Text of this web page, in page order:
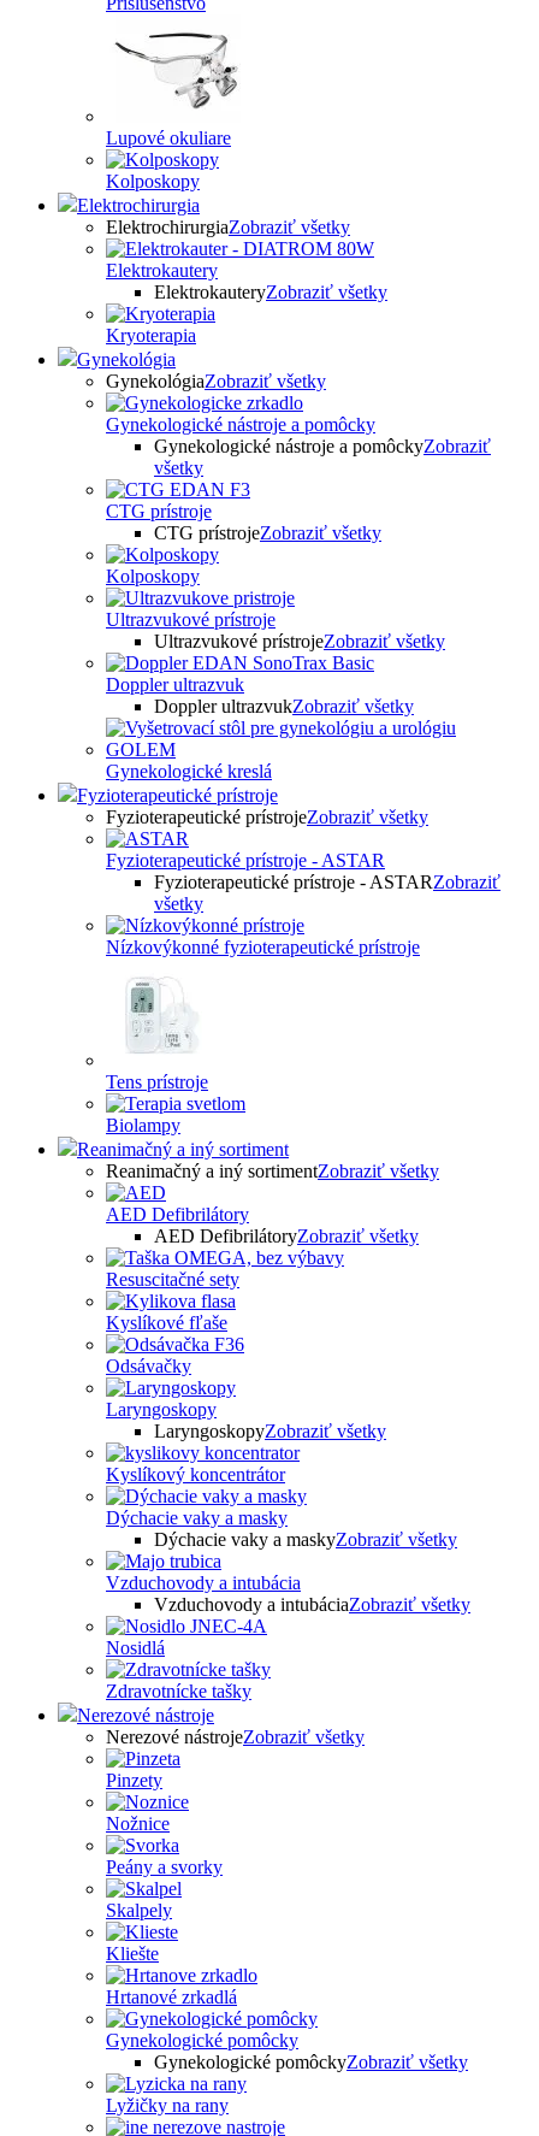
Lupové okuliare
Kolposkopy
Elektrochirurgia
ElektrochirurgiaZobraziť všetky
Elektrokautery
ElektrokauteryZobraziť všetky
Kryoterapia
Gynekológia
GynekológiaZobraziť všetky
Gynekologické nástroje a pomôcky
Gynekologické nástroje a pomôckyZobraziť
všetky
CTG prístroje
CTG prístrojeZobraziť všetky
Kolposkopy
Ultrazvukové prístroje
Ultrazvukové prístrojeZobraziť všetky
Doppler ultrazvuk
Doppler ultrazvukZobraziť všetky
Gynekologické kreslá
Fyzioterapeutické prístroje
Fyzioterapeutické prístrojeZobraziť všetky
Fyzioterapeutické prístroje - ASTAR
Fyzioterapeutické prístroje - ASTARZobraziť
všetky
Nízkovýkonné fyzioterapeutické prístroje
Tens prístroje
Biolampy
Reanimačný a iný sortiment
Reanimačný a iný sortimentZobraziť všetky
AED Defibrilátory
AED DefibrilátoryZobraziť všetky
Resuscitačné sety
Kyslíkové fľaše
Odsávačky
Laryngoskopy
LaryngoskopyZobraziť všetky
Kyslíkový koncentrátor
Dýchacie vaky a masky
Dýchacie vaky a maskyZobraziť všetky
Vzduchovody a intubácia
Vzduchovody a intubáciaZobraziť všetky
Nosidlá
Zdravotnícke tašky
Nerezové nástroje
Nerezové nástrojeZobraziť všetky
Pinzety
Nožnice
Peány a svorky
Skalpely
Kliešte
Hrtanové zrkadlá
Gynekologické pomôcky
Gynekologické pomôckyZobraziť všetky
Lyžičky na rany